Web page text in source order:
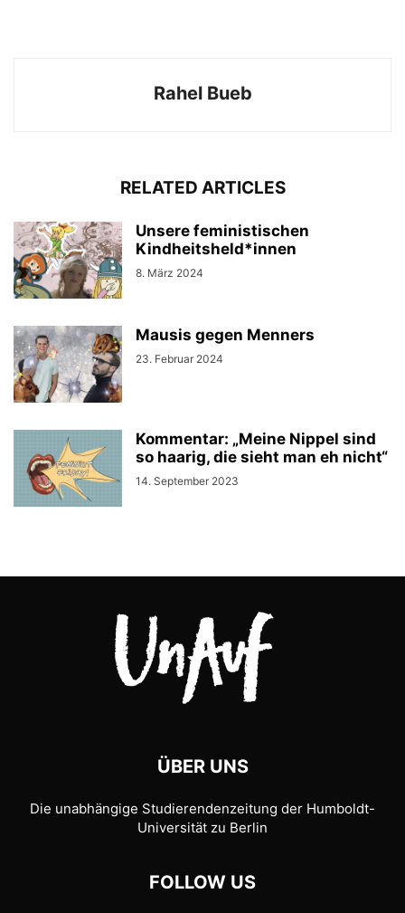
Rahel Bueb
RELATED ARTICLES
Unsere feministischen
Kindheitsheld*innen
8. März 2024
Mausis gegen Menners
23. Februar 2024
Kommentar: „Meine Nippel sind
so haarig, die sieht man eh nicht“
14. September 2023
ÜBER UNS
Die unabhängige Studierendenzeitung der Humboldt-
Universität zu Berlin
FOLLOW US